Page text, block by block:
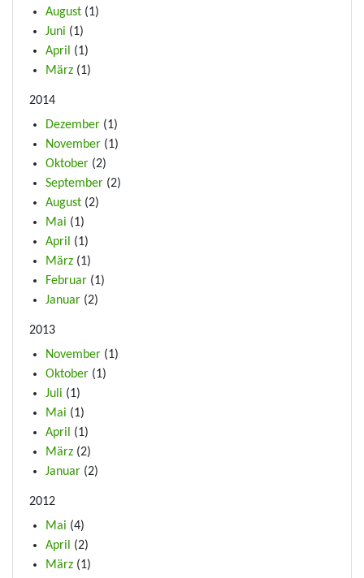
August (1)
Juni (1)
April
(1)
März (1)
2014
Dezember (1)
November (1)
Oktober (2)
September (2)
August (2)
Mai (1)
April
(1)
März (1)
Februar (1)
Januar (2)
2013
November (1)
Oktober (1)
Juli (1)
Mai (1)
April
(1)
März (2)
Januar (2)
2012
Mai (4)
April
(2)
März (1)